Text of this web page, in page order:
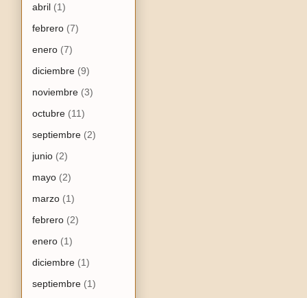
abril (1)
febrero (7)
enero (7)
diciembre (9)
noviembre (3)
octubre (11)
septiembre (2)
junio (2)
mayo (2)
marzo (1)
febrero (2)
enero (1)
diciembre (1)
septiembre (1)